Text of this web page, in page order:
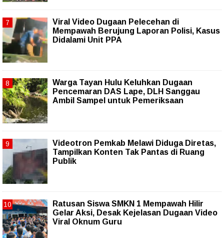
Viral Video Dugaan Pelecehan di
Mempawah Berujung Laporan Polisi, Kasus
Didalami Unit PPA
Warga Tayan Hulu Keluhkan Dugaan
Pencemaran DAS Lape, DLH Sanggau
Ambil Sampel untuk Pemeriksaan
Videotron Pemkab Melawi Diduga Diretas,
Tampilkan Konten Tak Pantas di Ruang
Publik
Ratusan Siswa SMKN 1 Mempawah Hilir
Gelar Aksi, Desak Kejelasan Dugaan Video
Viral Oknum Guru